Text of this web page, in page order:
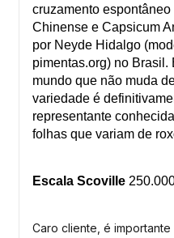
cruzamento
Chinense e Capsicum
por Neyde Hidalgo
pimentas.org) no Brasil.
mundo que não muda
variedade é
representante
folhas que variam de
Escala Scoville
Caro cliente, é